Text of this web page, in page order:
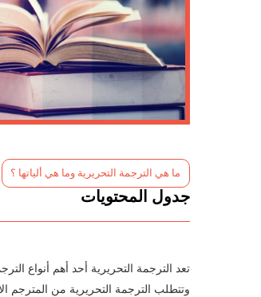
ما هي الترجمة التحريرية وما هي ألياتها ؟
جدول المحتويات
تعد الترجمة التحريرية أحد أهم أنواع
وتتطلب الترجمة التحريرية من المترجم